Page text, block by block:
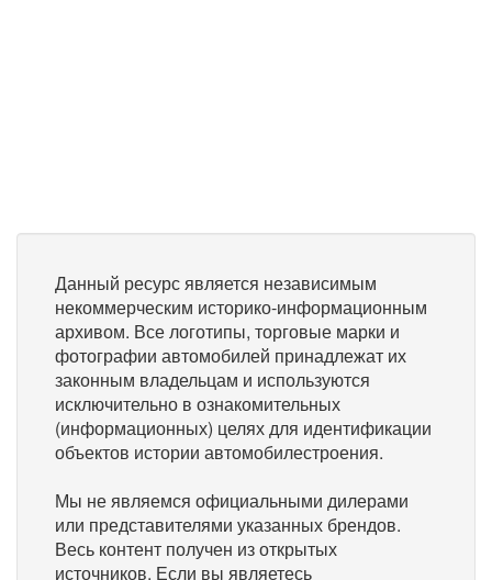
Данный ресурс является независимым
некоммерческим историко-информационным
архивом. Все логотипы, торговые марки и
фотографии автомобилей принадлежат их
законным владельцам и используются
исключительно в ознакомительных
(информационных) целях для идентификации
объектов истории автомобилестроения.
Мы не являемся официальными дилерами
или представителями указанных брендов.
Весь контент получен из открытых
источников. Если вы являетесь